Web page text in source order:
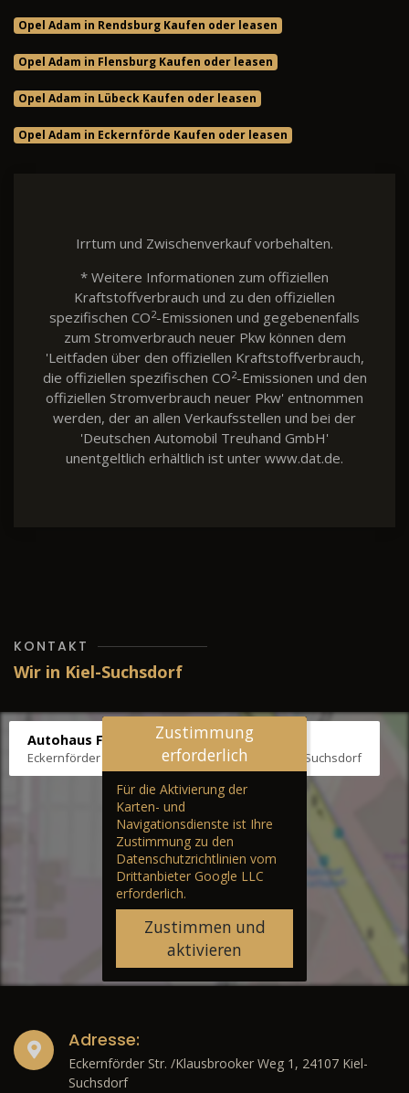
Opel Adam in Rendsburg Kaufen oder leasen
Opel Adam in Flensburg Kaufen oder leasen
Opel Adam in Lübeck Kaufen oder leasen
Opel Adam in Eckernförde Kaufen oder leasen
Irrtum und Zwischenverkauf vorbehalten.
* Weitere Informationen zum offiziellen
Kraftstoffverbrauch und zu den offiziellen
spezifischen CO2-Emissionen und gegebenenfalls
zum Stromverbrauch neuer Pkw können dem
'Leitfaden über den offiziellen Kraftstoffverbrauch,
die offiziellen spezifischen CO2-Emissionen und den
offiziellen Stromverbrauch neuer Pkw' entnommen
werden, der an allen Verkaufsstellen und bei der
'Deutschen Automobil Treuhand GmbH'
unentgeltlich erhältlich ist unter www.dat.de.
KONTAKT
Wir in Kiel-Suchsdorf
Autohaus Fräter
Eckernförder Str. /Klausbrooker Weg 1, 24107 Kiel-Suchsdorf
Zustimmung
erforderlich
Für die Aktivierung der
Karten- und
Navigationsdienste ist Ihre
Zustimmung zu den
Datenschutzrichtlinien vom
Drittanbieter Google LLC
erforderlich.
Zustimmen und
aktivieren
Adresse:
Eckernförder Str. /Klausbrooker Weg 1, 24107 Kiel-
Suchsdorf